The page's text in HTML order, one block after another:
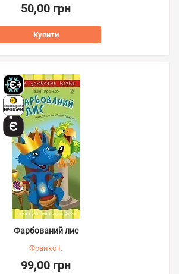
50,00 грн
Купити
Фарбований лис
Франко І.
99,00 грн